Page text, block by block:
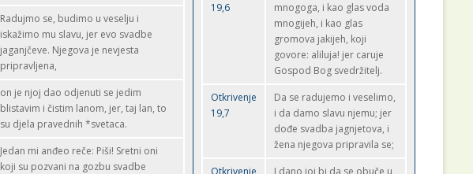
Radujmo se, budimo u veselju i
iskažimo mu slavu, jer evo svadbe
jaganjčeve. Njegova je nevjesta
pripravljena,
on je njoj dao odjenuti se jedim
blistavim i čistim lanom, jer, taj lan, to
su djela pravednih *svetaca.
Jedan mi anđeo reče: Piši! Sretni oni
koji su pozvani na gozbu svadbe
19,6
mnogoga, i kao glas voda
mnogijeh, i kao glas
gromova jakijeh, koji
govore: aliluja! jer caruje
Gospod Bog svedržitelj.
Otkrivenje
19,7
Da se radujemo i veselimo,
i da damo slavu njemu; jer
dođe svadba jagnjetova, i
žena njegova pripravila se;
Otkrivenje
I dano joj bi da se obuče u